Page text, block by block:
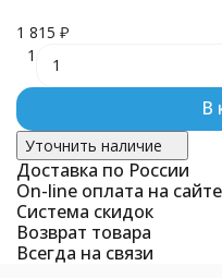
1 815 ₽
1
В
Уточнить наличие
Доставка по России
On-line оплата на сайте
Система скидок
Возврат товара
Всегда на связи